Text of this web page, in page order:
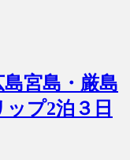
島宮島・厳島
プ2泊３日